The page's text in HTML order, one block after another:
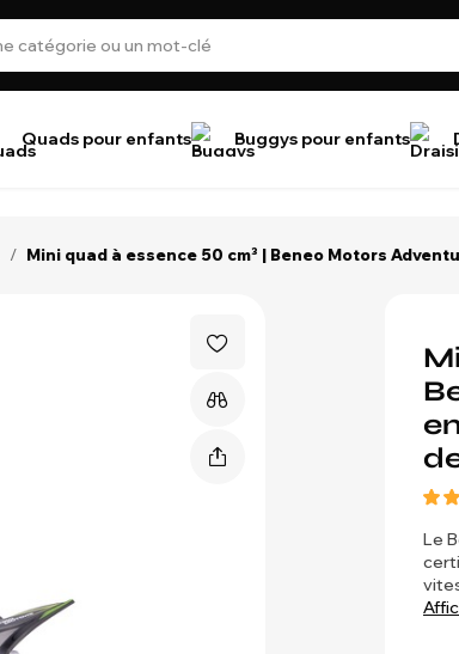
Quads pour enfants Buggys pour enfants
/ Mini quad à essence 50 cm³ | Beneo Motors
Le